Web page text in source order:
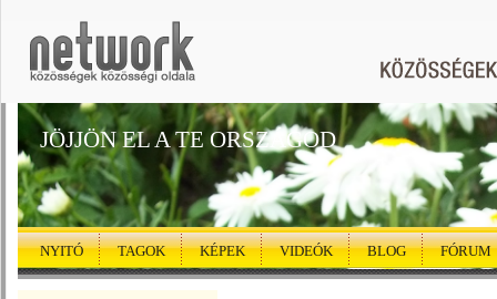
JÖJJÖN EL A TE ORSZÁGOD
NYITÓ TAGOK KÉPEK VIDEÓK BLOG FÓRUM